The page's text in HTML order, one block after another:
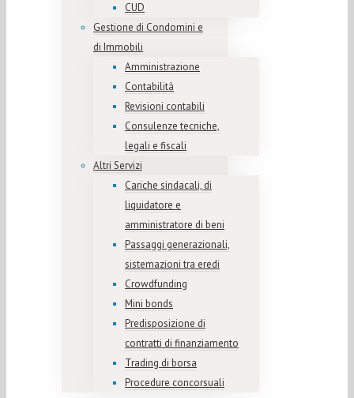
CUD
Gestione di Condomini e
di Immobili
Amministrazione
Contabilità
Revisioni contabili
Consulenze tecniche,
legali e fiscali
Altri Servizi
Cariche sindacali, di
liquidatore e
amministratore di beni
Passaggi generazionali,
sistemazioni tra eredi
Crowdfunding
Mini bonds
Predisposizione di
contratti di finanziamento
Trading di borsa
Procedure concorsuali